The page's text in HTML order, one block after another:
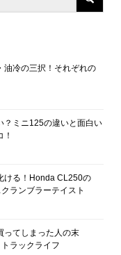
油冷の三択！それぞれの
？ミニ125の違いと面白い
ける！Honda CL250の
ランブラーテイスト
ってしまった人の末
ラックライフ